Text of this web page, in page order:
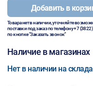
Добавить в
Товара нет в наличии, уточняйте
поставки под заказ по телефону+7
по кнопке "Заказать звонок"
Наличие в магазинах
Нет в наличии на